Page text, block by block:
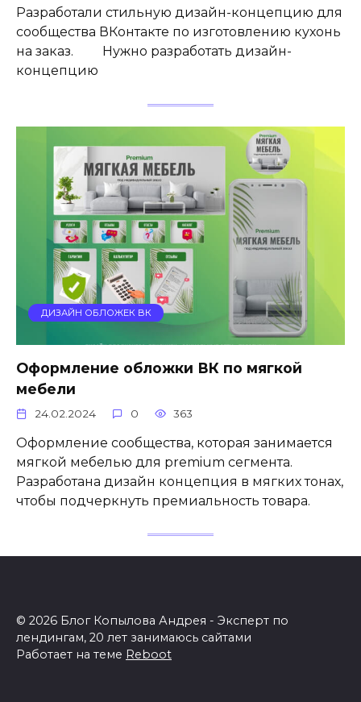
Разработали стильную дизайн-концепцию для
сообщества ВКонтакте по изготовлению кухонь
на заказ. Нужно разработать дизайн-
концепцию
ДИЗАЙН ОБЛОЖЕК ВК
Оформление обложки ВК по мягкой
мебели
24.02.2024 0 363
Оформление сообщества, которая занимается
мягкой мебелью для premium сегмента.
Разработана дизайн концепция в мягких тонах,
чтобы подчеркнуть премиальность товара.
© 2026 Блог Копылова Андрея - Эксперт по
лендингам, 20 лет занимаюсь сайтами
Работает на теме Reboot